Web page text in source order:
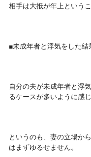
相手は大抵が年上という
■未成年者と浮気をした結
自分の夫が未成年者と浮
るケースが多いように感じ
というのも、妻の立場か
はまずゆるせません。